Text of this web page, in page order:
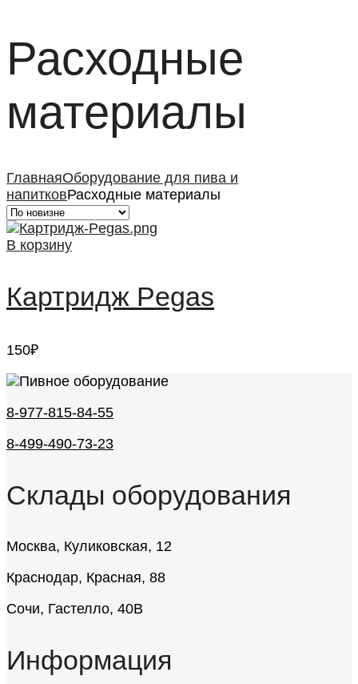
Расходные
материалы
ГлавнаяОборудование для пива и
напитковРасходные материалы
В корзину
Картридж Pegas
150₽
8-977-815-84-55
8-499-490-73-23
Склады оборудования
Москва, Куликовская, 12
Краснодар, Красная, 88
Сочи, Гастелло, 40В
Информация